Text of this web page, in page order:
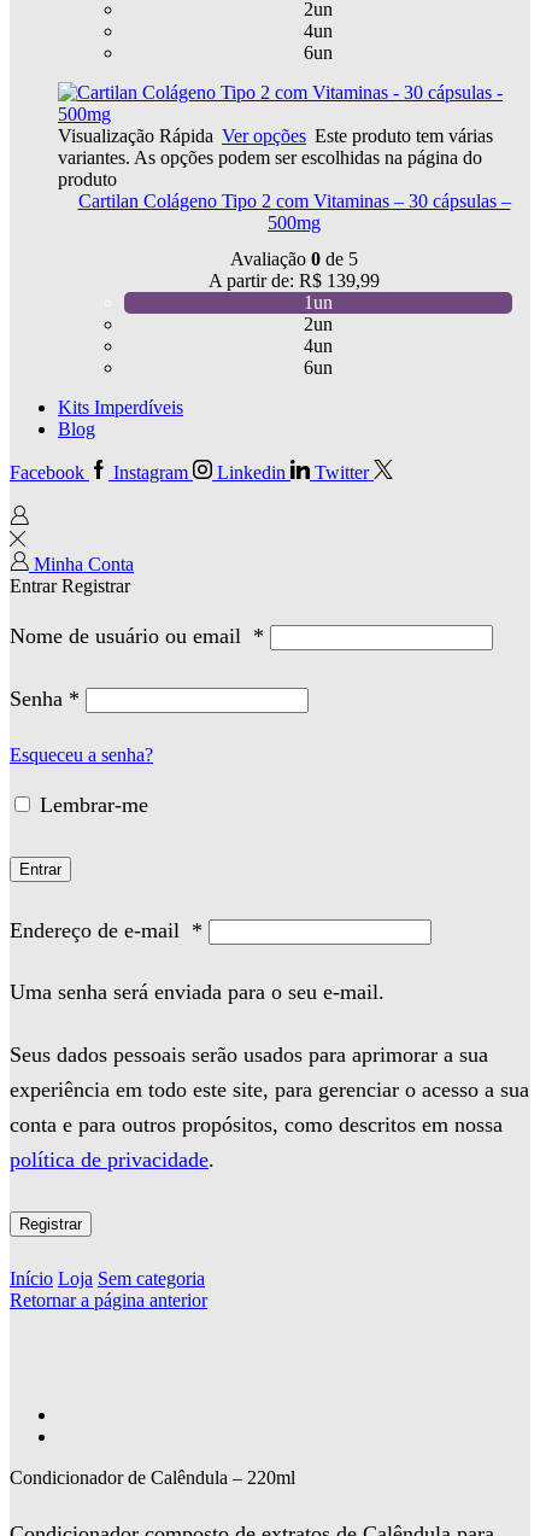
2un
4un
6un
Visualização Rápida Ver opções Este produto tem várias
variantes. As opções podem ser escolhidas na página do
produto
Cartilan Colágeno Tipo 2 com Vitaminas – 30 cápsulas –
500mg
Avaliação 0 de 5
A partir de: R$ 139,99
1un
2un
4un
6un
Kits Imperdíveis
Blog
Facebook Instagram Linkedin Twitter
Minha Conta
EntrarRegistrar
Nome de usuário ou email *
Senha *
Esqueceu a senha?
Lembrar-me
Entrar
Endereço de e-mail *
Uma senha será enviada para o seu e-mail.
Seus dados pessoais serão usados para aprimorar a sua
experiência em todo este site, para gerenciar o acesso a sua
conta e para outros propósitos, como descritos em nossa
política de privacidade.
Registrar
Início Loja Sem categoria
Retornar a página anterior
Condicionador de Calêndula – 220ml